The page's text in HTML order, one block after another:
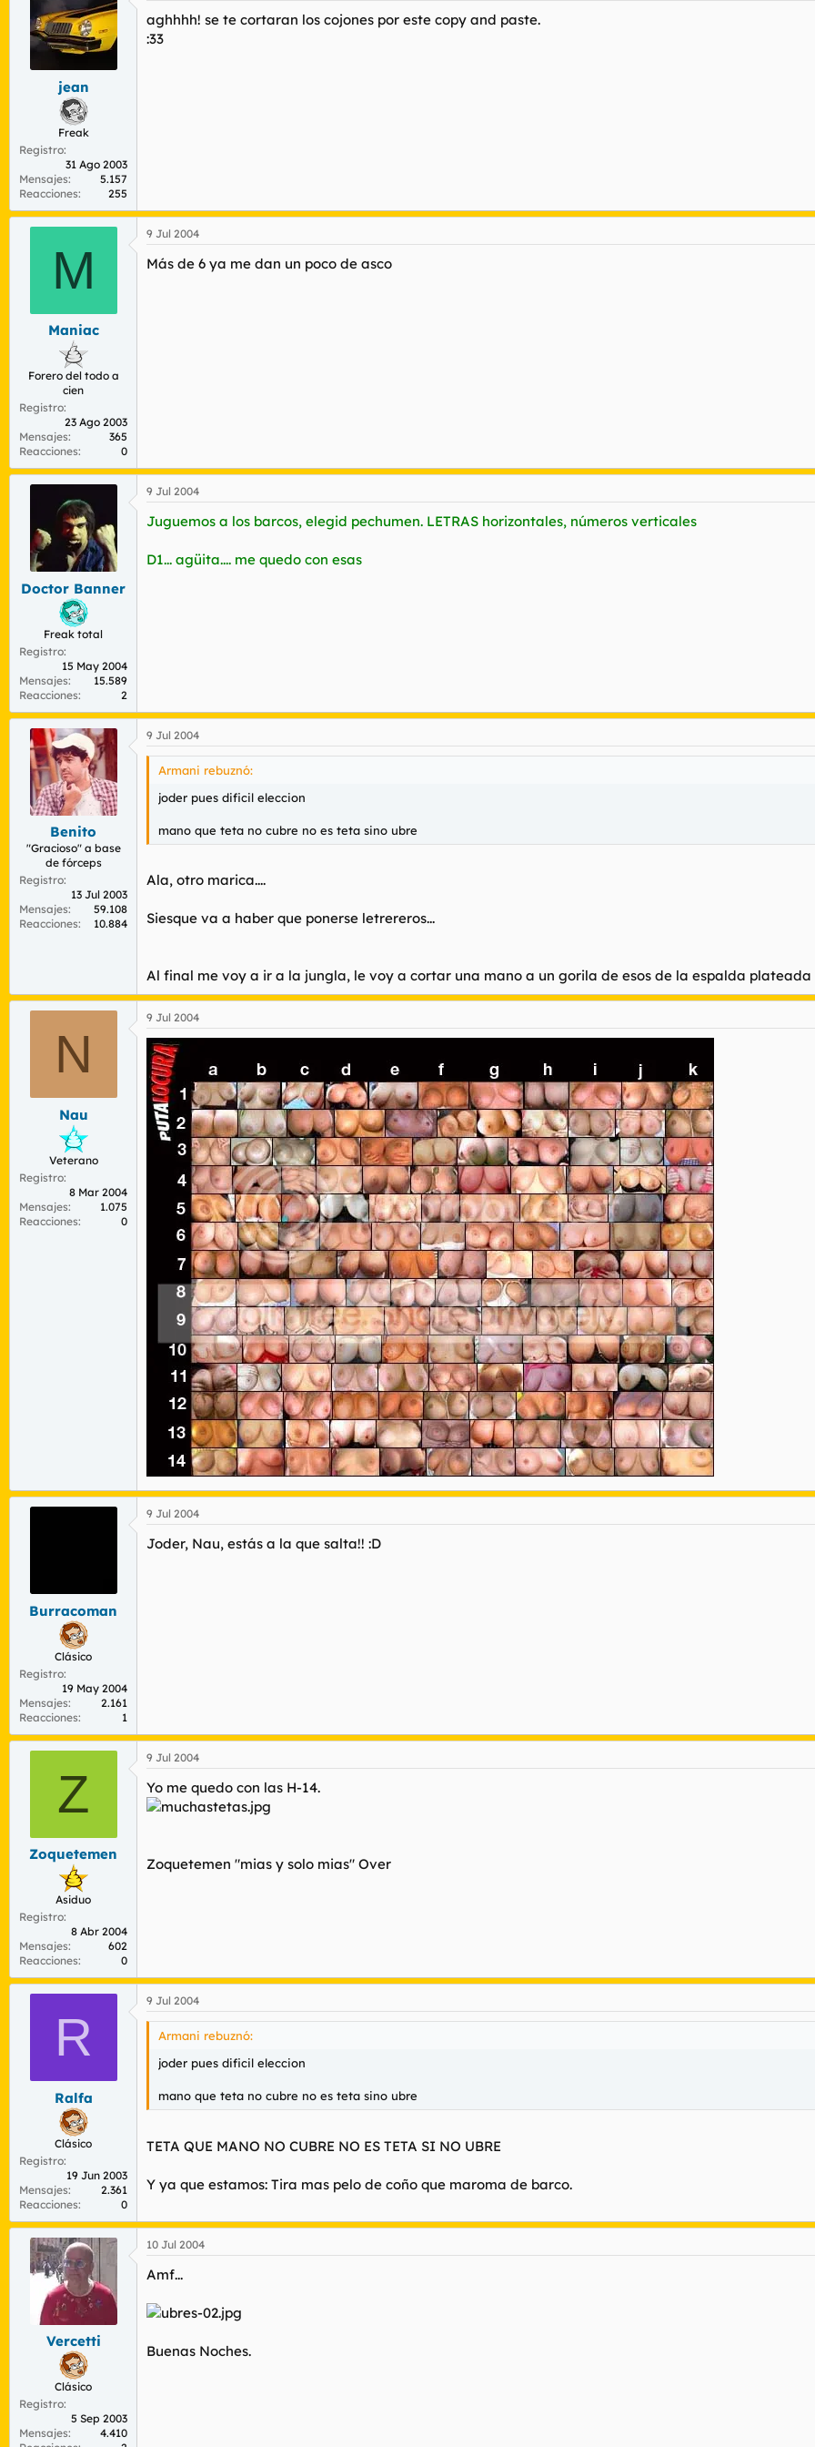
jean
Freak
Registro
31 Ago 2003
Mensajes
5.157
Reacciones
255
aghhhh! se te cortaran los cojones por este copy and paste.
:33
M
Maniac
Forero del todo a
cien
Registro
23 Ago 2003
Mensajes
365
Reacciones
0
9 Jul 2004
Más de 6 ya me dan un poco de asco
Doctor Banner
Freak total
Registro
15 May 2004
Mensajes
15.589
Reacciones
2
9 Jul 2004
Juguemos a los barcos, elegid pechumen. LETRAS horizontales, números verticales
D1... agüita.... me quedo con esas
Benito
"Gracioso" a base
de fórceps
Registro
13 Jul 2003
Mensajes
59.108
Reacciones
10.884
9 Jul 2004
Armani rebuznó:
joder pues dificil eleccion
mano que teta no cubre no es teta sino ubre
Ala, otro marica....
Siesque va a haber que ponerse letrereros...
Al final me voy a ir a la jungla, le voy a cortar una mano a un gorila de esos de la espalda plateada
N
Nau
Veterano
Registro
8 Mar 2004
Mensajes
1.075
Reacciones
0
9 Jul 2004
Burracoman
Clásico
Registro
19 May 2004
Mensajes
2.161
Reacciones
1
9 Jul 2004
Joder, Nau, estás a la que salta!! :D
Z
Zoquetemen
Asiduo
Registro
8 Abr 2004
Mensajes
602
Reacciones
0
9 Jul 2004
Yo me quedo con las H-14.
Zoquetemen "mias y solo mias" Over
R
Ralfa
Clásico
Registro
19 Jun 2003
Mensajes
2.361
Reacciones
0
9 Jul 2004
Armani rebuznó:
joder pues dificil eleccion
mano que teta no cubre no es teta sino ubre
TETA QUE MANO NO CUBRE NO ES TETA SI NO UBRE
Y ya que estamos: Tira mas pelo de coño que maroma de barco.
Vercetti
Clásico
Registro
5 Sep 2003
Mensajes
4.410
10 Jul 2004
Amf...
Buenas Noches.